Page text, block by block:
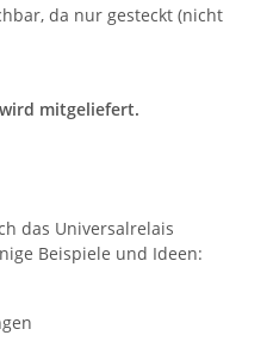
da nur gesteckt (nicht
mitgeliefert.
das Universalrelais
Beispiele und Ideen: